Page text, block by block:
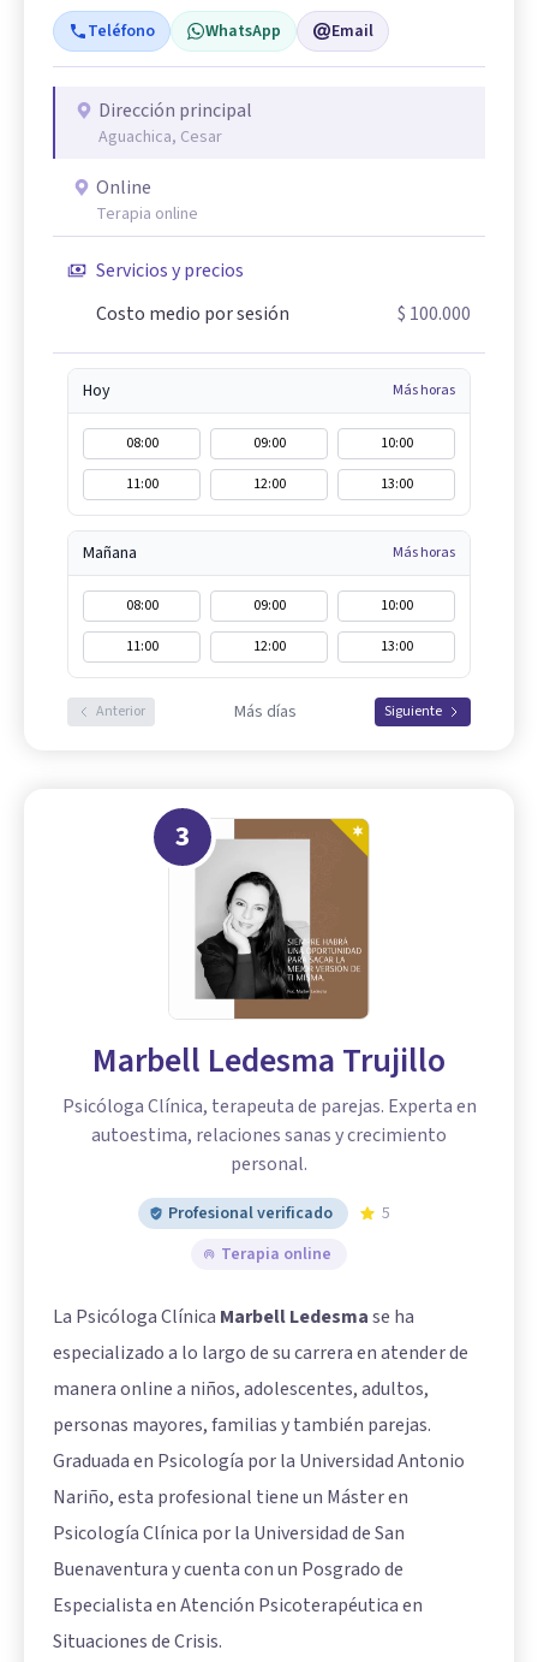
Teléfono WhatsApp Email
Dirección principal
Aguachica, Cesar
Online
Terapia online
Servicios y precios
Costo medio por sesión
$ 100.000
Hoy Más horas
08:00 09:00
10:00
11:00
12:00 13:00
Mañana Más horas
08:00 09:00
10:00
11:00
12:00 13:00
Anterior Más días Siguiente
3
Marbell Ledesma Trujillo
Psicóloga Clínica, terapeuta de parejas. Experta en
autoestima, relaciones sanas y crecimiento
personal.
Profesional verificado
5
Terapia online
La Psicóloga Clínica Marbell Ledesmase ha
especializado a lo largo de su carrera en atender de
manera online a niños, adolescentes, adultos,
personas mayores, familias y también parejas.
Graduada en Psicología por la Universidad Antonio
Nariño, esta profesional tiene un Máster en
Psicología Clínica por la Universidad de San
Buenaventura y cuenta con un Posgrado de
Especialista en Atención Psicoterapéutica en
Situaciones de Crisis.